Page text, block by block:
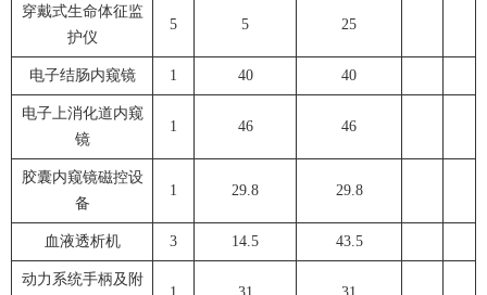
穿戴式生命体征监
护仪
5 5 25
电子结肠内窥镜 1 40 40
电子上消化道内窥
镜
1 46 46
胶囊内窥镜磁控设
备
1 29.8 29.8
血液透析机 3 14.5 43.5
动力系统手柄及附